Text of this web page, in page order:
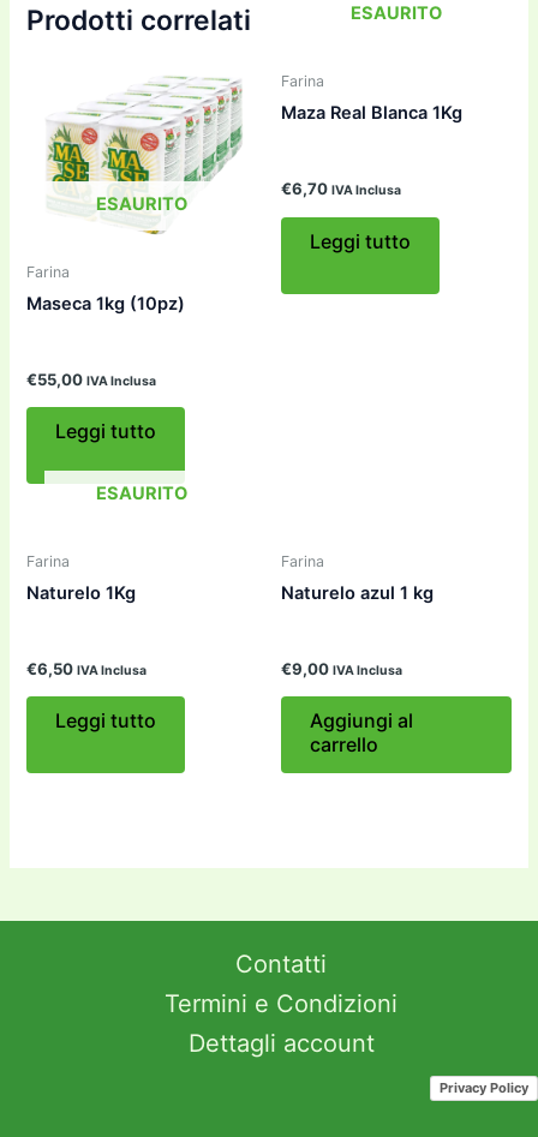
Prodotti correlati
ESAURITO
Farina
Maseca 1kg (10pz)
€55,00 IVA Inclusa
Leggi tutto
ESAURITO
Farina
Maza Real Blanca 1Kg
€6,70 IVA Inclusa
Leggi tutto
ESAURITO
Farina
Naturelo 1Kg
€6,50 IVA Inclusa
Leggi tutto
Farina
Naturelo azul 1 kg
€9,00 IVA Inclusa
Aggiungi al
carrello
Contatti
Termini e Condizioni
Dettagli account
Privacy Policy